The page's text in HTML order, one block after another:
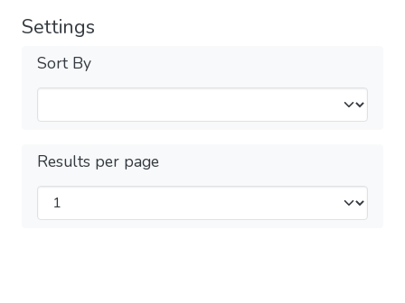
Settings
Sort By
Results per page